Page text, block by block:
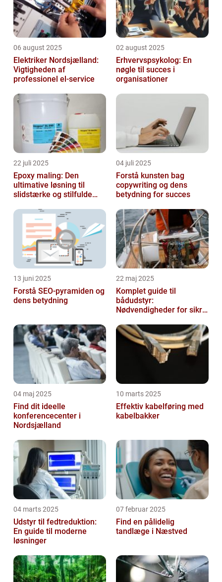
06 august 2025
Elektriker Nordsjælland:
Vigtigheden af
professionel el-service
02 august 2025
Erhvervspsykolog: En
nøgle til succes i
organisationer
22 juli 2025
Epoxy maling: Den
ultimative løsning til
slidstærke og stilfulde
04 juli 2025
Forstå kunsten bag
copywriting og dens
betydning for succes
13 juni 2025
Forstå SEO-pyramiden og
dens betydning
22 maj 2025
Komplet guide til
bådudstyr:
Nødvendigheder for sikre
04 maj 2025
Find dit ideelle
konferencecenter i
Nordsjælland
10 marts 2025
Effektiv kabelføring med
kabelbakker
04 marts 2025
Udstyr til fedtreduktion:
En guide til moderne
løsninger
07 februar 2025
Find en pålidelig
tandlæge i Næstved